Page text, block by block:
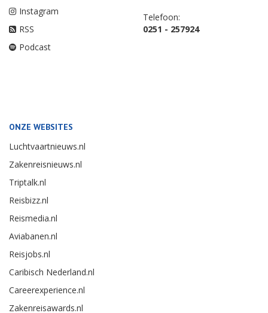
Instagram
RSS
Podcast
Telefoon:
0251 - 257924
ONZE WEBSITES
Luchtvaartnieuws.nl
Zakenreisnieuws.nl
Triptalk.nl
Reisbizz.nl
Reismedia.nl
Aviabanen.nl
Reisjobs.nl
Caribisch Nederland.nl
Careerexperience.nl
Zakenreisawards.nl